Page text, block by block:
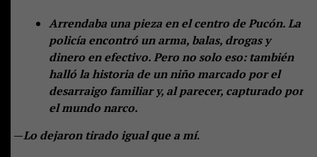
Arrendaba una pieza en el centro de Pucón. La
policía encontró un arma, balas, drogas y
dinero en efectivo. Pero no solo eso: también
halló la historia de un niño marcado por el
desarraigo familiar y, al parecer, capturado por
el mundo narco.
—Lo dejaron tirado igual que a mí.